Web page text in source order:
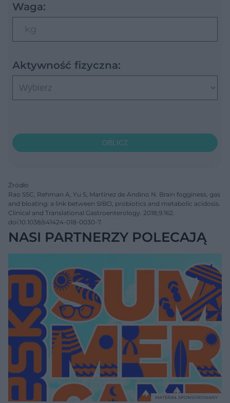
Waga:
kg
Aktywność fizyczna:
OBLICZ
Źródło
Rao SSC, Rehman A, Yu S, Martinez de Andino N. Brain fogginess, gas
and bloating: a link between SIBO, probiotics and metabolic acidosis.
Clinical and Translational Gastroenterology. 2018;9:162.
doi:10.1038/s41424-018-0030-7.
NASI PARTNERZY POLECAJĄ
MATERIAŁ SPONSOROWANY